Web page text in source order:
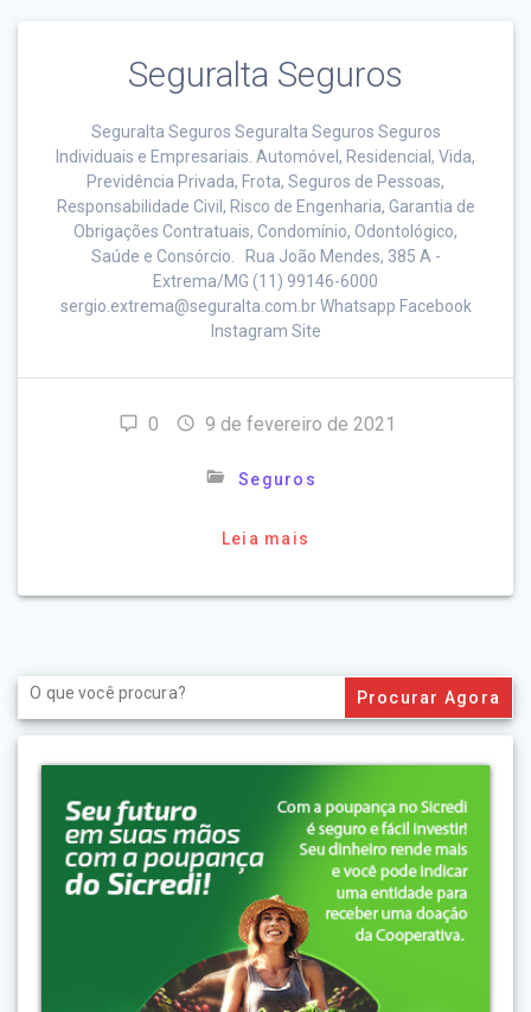
Seguralta Seguros
Seguralta Seguros Seguralta Seguros Seguros
Individuais e Empresariais. Automóvel, Residencial, Vida,
Previdência Privada, Frota, Seguros de Pessoas,
Responsabilidade Civil, Risco de Engenharia, Garantia de
Obrigações Contratuais, Condomínio, Odontológico,
Saúde e Consórcio. Rua João Mendes, 385 A -
Extrema/MG (11) 99146-6000
sergio.extrema@seguralta.com.br Whatsapp Facebook
Instagram Site
0 9 de fevereiro de 2021
Seguros
Leia mais
Search
for: